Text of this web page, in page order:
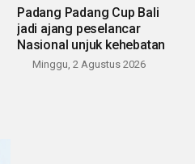
Padang Padang Cup Bali
jadi ajang peselancar
Nasional unjuk kehebatan
Minggu, 2 Agustus 2026